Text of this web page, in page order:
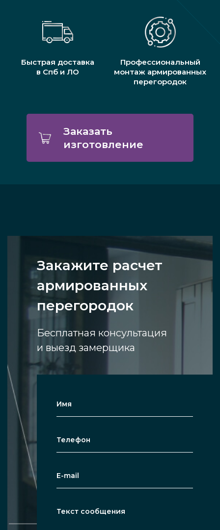
Быстрая доставка
в Спб и ЛО
Профессиональный
монтаж армированных
перегородок
Заказать
изготовление
Закажите расчет
армированных
перегородок
Бесплатная консультация
и выезд замерщика